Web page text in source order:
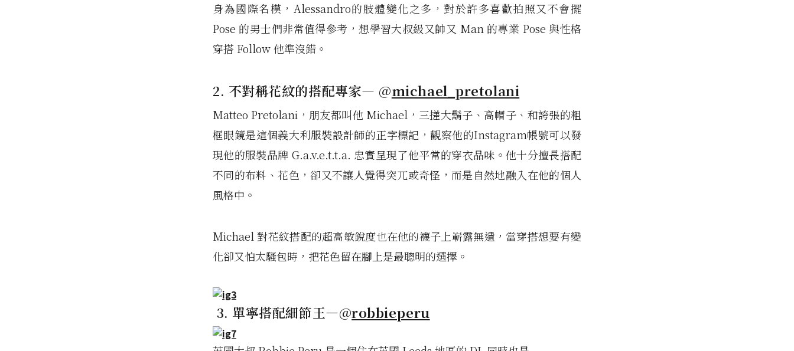
身為國際名模，Alessandro的肢體變化之多，對於許多喜歡拍照又不會擺
Pose 的男士們非常值得參考，想學習大叔級又帥又 Man 的專業 Pose 與性格
穿搭 Follow 他準沒錯。
2. 不對稱花紋的搭配專家— @michael_pretolani
Matteo Pretolani，朋友都叫他 Michael，三搓大鬍子、高帽子、和誇張的粗
框眼鏡是這個義大利服裝設計師的正字標記，觀察他的Instagram帳號可以發
現他的服裝品牌 G.a.v.e.t.t.a. 忠實呈現了他平常的穿衣品味。他十分擅長搭配
不同的布料、花色，卻又不讓人覺得突兀或奇怪，而是自然地融入在他的個人
風格中。
Michael 對花紋搭配的超高敏銳度也在他的襪子上嶄露無遺，當穿搭想要有變
化卻又怕太騷包時，把花色留在腳上是最聰明的選擇。
3. 單寧搭配細節王—@robbieperu